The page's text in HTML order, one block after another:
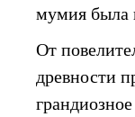
мумия была
От
древности